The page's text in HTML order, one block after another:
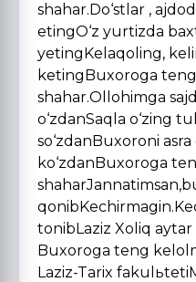
shahar.Do‘stlar ,
etingO‘z yurtizda
yetingKelaqoling,
ketingBuxoroga
shahar.Ollohimga
o‘zdanSaqla o‘zing
so‘zdanBuxoroni
ko‘zdanBuxoroga
tonibLaziz Xoliq
Buxoroga teng
Laziz-Tarix